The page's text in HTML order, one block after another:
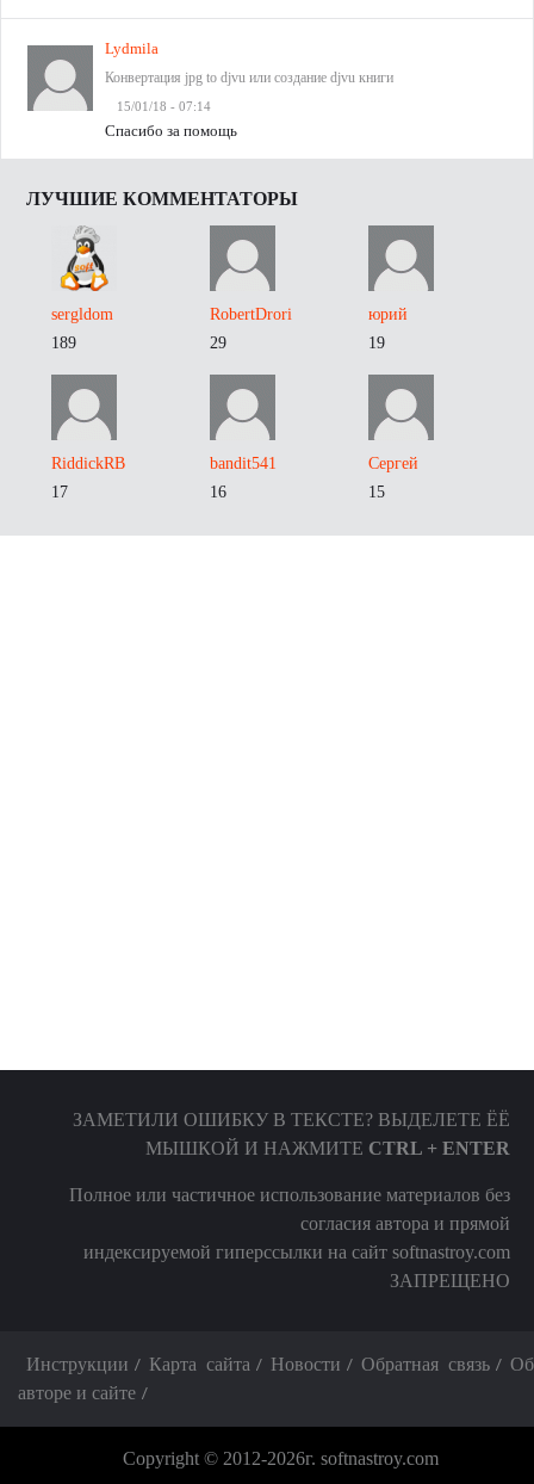
Lydmila
Конвертация jpg to djvu или создание djvu книги
15/01/18 - 07:14
Спасибо за помощь
ЛУЧШИЕ КОММЕНТАТОРЫ
sergldom
189
RobertDrori
29
юрий
19
RiddickRB
17
bandit541
16
Сергей
15
ЗАМЕТИЛИ ОШИБКУ В ТЕКСТЕ? ВЫДЕЛЕТЕ ЁЁ
МЫШКОЙ И НАЖМИТЕ CTRL + ENTER
Полное или частичное использование материалов без
согласия автора и прямой
индексируемой гиперссылки на сайт softnastroy.com
ЗАПРЕЩЕНО
Инструкции Карта сайта Новости Обратная связь
Об
авторе и сайте
Copyright © 2012-2026г. softnastroy.com